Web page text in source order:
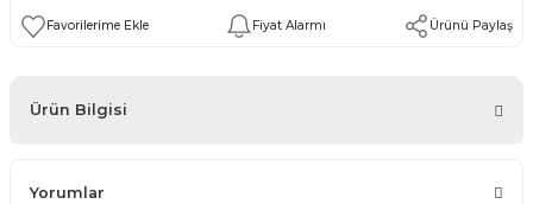
Fiyat Alarmı Ürünü Paylaş
Ürün Bilgisi
Yorumlar